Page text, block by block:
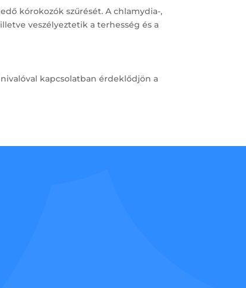
kórokozók szűrését. A chlamydia-,
veszélyeztetik a terhesség és a
kapcsolatban érdeklődjön a